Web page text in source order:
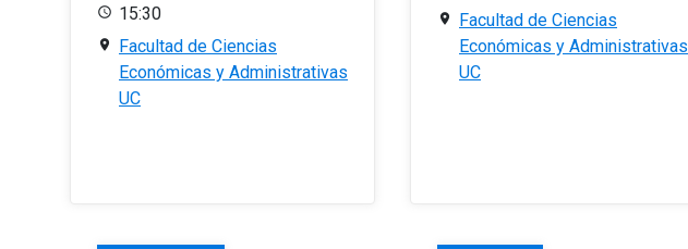
15:30
Facultad de Ciencias
Económicas y Administrativas
UC
Facultad de Ciencias
Económicas y Administrativas
UC